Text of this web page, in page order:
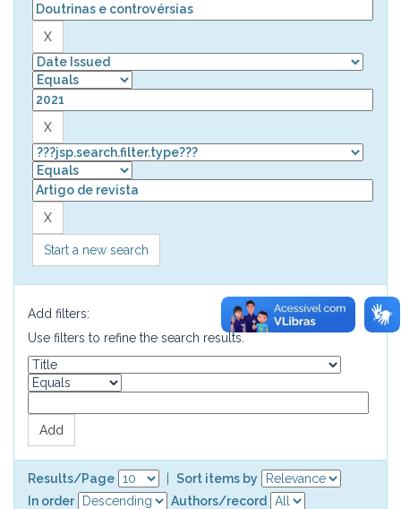
Start a new search
Add filters:
Use filters to refine the search results.
Results/Page
Sort items by
In order
Authors/record